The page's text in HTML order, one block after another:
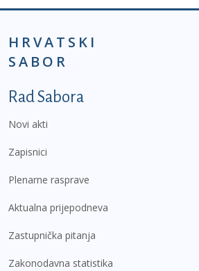
HRVATSKI
SABOR
Podnožje prvi izbornik
Rad Sabora
Novi akti
Zapisnici
Plenarne rasprave
Aktualna prijepodneva
Zastupnička pitanja
Zakonodavna statistika